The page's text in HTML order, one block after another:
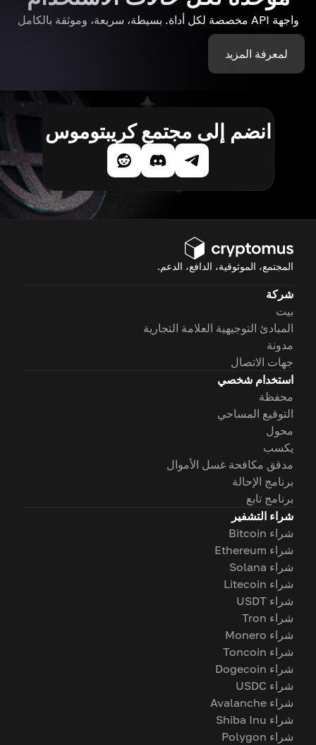
واجهة API مخصصة لكل أداة. بسيطة، سريعة، وموثقة بالكامل
لمعرفة المزيد
انضم إلى مجتمع كريبتوموس
المجتمع، الموثوقية، الدافع، الدعم.
شركة
بيت
المبادئ التوجيهية العلامة التجارية
مدونة
جهات الاتصال
استخدام شخصي
محفظة
التوقيع المساحي
محول
يكسب
مدقق مكافحة غسل الأموال
برنامج الإحالة
برنامج تابع
شراء التشفير
شراء Bitcoin
شراء Ethereum
شراء Solana
شراء Litecoin
شراء USDT
شراء Tron
شراء Monero
شراء Toncoin
شراء Dogecoin
شراء USDC
شراء Avalanche
شراء Shiba Inu
شراء Polygon